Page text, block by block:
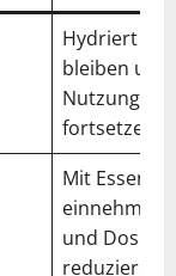
Hydriert
bleiben und
Nutzung
fortsetzen
Mit Essen
einnehmen
und Dosis
reduzieren